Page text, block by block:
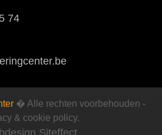
74
� Alle rechten voorbehouden -
& cookie policy.
Siteffect